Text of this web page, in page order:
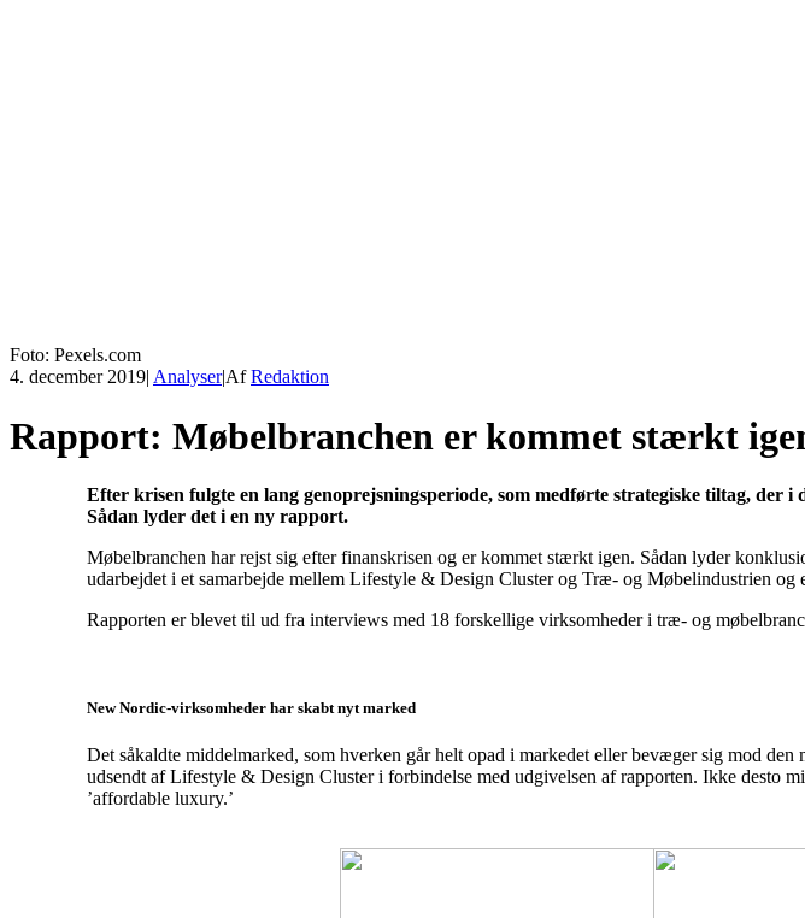
Foto: Pexels.com
4. december 2019| Analyser|AfRedaktion
Rapport: Møbelbranchen er kommet stærkt
Efter krisen fulgte en lang genoprejsningsperiode, som medførte strategiske tiltag,
Sådan lyder det i en ny rapport.
Møbelbranchen har rejst sig efter finanskrisen og er kommet stærkt igen. Sådan lyder
udarbejdet i et samarbejde mellem Lifestyle & Design Cluster og Træ- og Møbelindustrien og
Rapporten er blevet til ud fra interviews med 18 forskellige virksomheder i træ- og
New Nordic-virksomheder har skabt nyt marked
Det såkaldte middelmarked, som hverken går helt opad i markedet eller bevæger sig mod
udsendt af Lifestyle & Design Cluster i forbindelse med udgivelsen af rapporten. Ikke desto
’affordable luxury.’